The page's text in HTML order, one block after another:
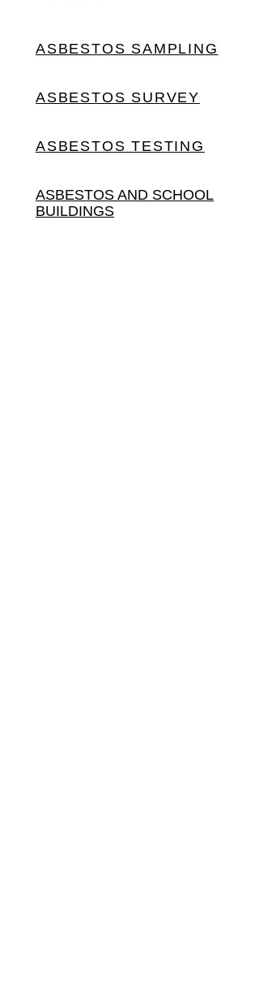
ASBESTOS SAMPLING
ASBESTOS SURVEY
ASBESTOS TESTING
ASBESTOS AND SCHOOL
BUILDINGS